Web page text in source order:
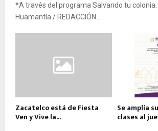
*A través del programa Salvando tu
Huamantla / REDACCIÓN...
Zacatelco está de Fiesta
Ven y Vive la...
Se amplía
clases al